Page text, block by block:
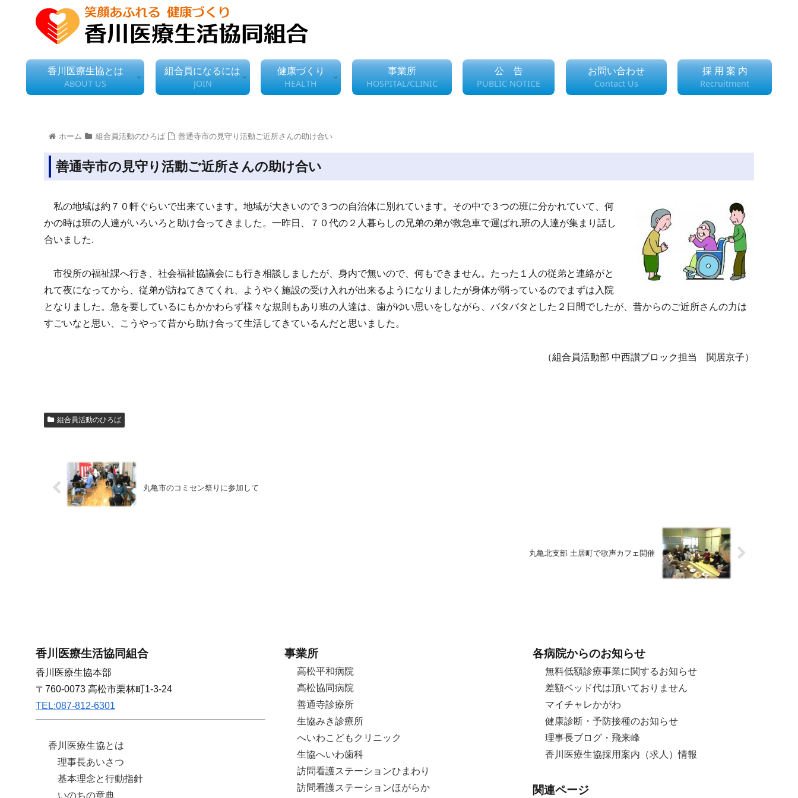
香川医療生協とは
ABOUT US
組合員になるには
JOIN
健康づくり
HEALTH
事業所
HOSPITAL/CLINIC
公 告
PUBLIC NOTICE
お問い合わせ
Contact Us
採 用 案 内
Recruitment
ホーム 組合員活動のひろば 善通寺市の見守り活動ご近所さんの助け合い
善通寺市の見守り活動ご近所さんの助け合い
私の地域は約７０軒ぐらいで出来ています。地域が大きいので３つの自治体に別れています。その中で３つの班に分かれていて、何
かの時は班の人達がいろいろと助け合ってきました。一昨日、７０代の２人暮らしの兄弟の弟が救急車で運ばれ,班の人達が集まり話し
合いました.
市役所の福祉課へ行き、社会福祉協議会にも行き相談しましたが、身内で無いので、何もできません。たった１人の従弟と連絡がと
れて夜になってから、従弟が訪ねてきてくれ、ようやく施設の受け入れが出来るようになりましたが身体が弱っているのでまずは入院
となりました。急を要しているにもかかわらず様々な規則もあり班の人達は、歯がゆい思いをしながら、バタバタとした２日間でしたが、昔からのご近所さんの力は
すごいなと思い、こうやって昔から助け合って生活してきているんだと思いました。
（組合員活動部 中西讃ブロック担当 関居京子）
組合員活動のひろば
丸亀市のコミセン祭りに参加して
丸亀北支部 土居町で歌声カフェ開催
香川医療生活協同組合
香川医療生協本部
〒760-0073 高松市栗林町1-3-24
TEL:087-812-6301
香川医療生協とは
理事長あいさつ
基本理念と行動指針
いのちの章典
事業所
高松平和病院
高松協同病院
善通寺診療所
生協みき診療所
へいわこどもクリニック
生協へいわ歯科
訪問看護ステーションひまわり
訪問看護ステーションほがらか
各病院からのお知らせ
無料低額診療事業に関するお知らせ
差額ベッド代は頂いておりません
マイチャレかがわ
健康診断・予防接種のお知らせ
理事長ブログ・飛来峰
香川医療生協採用案内（求人）情報
関連ページ